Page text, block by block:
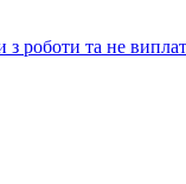
з роботи та не